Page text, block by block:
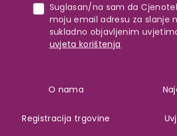
Suglasan/na sam da
moju email adresu za slanje
sukladno objavljenim
uvjeta korištenja
O nama
Registracija trgovine